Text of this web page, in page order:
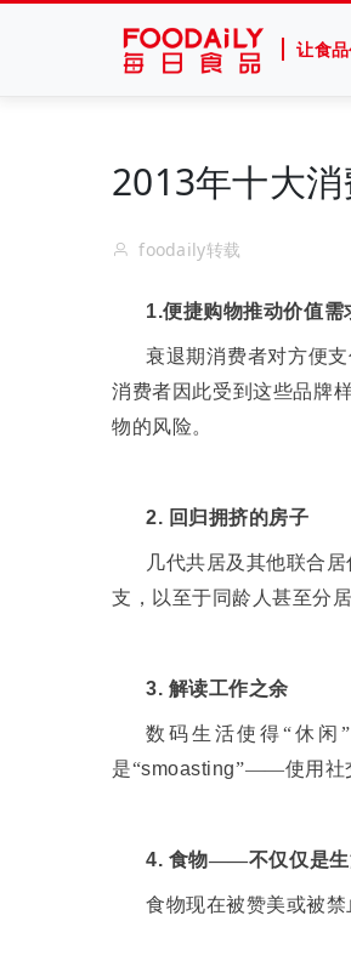
让食
2013年十大
foodaily转载
1.便捷购物推动价值需
衰退期消费者对方便
消费者因此受到这些品牌
物的风险。
2. 回归拥挤的房子
几代共居及其他联合
支，以至于同龄人甚至分
3. 解读工作之余
数码生活使得“休闲
是“smoasting”——使用社
4. 食物——不仅仅是生
食物现在被赞美或被